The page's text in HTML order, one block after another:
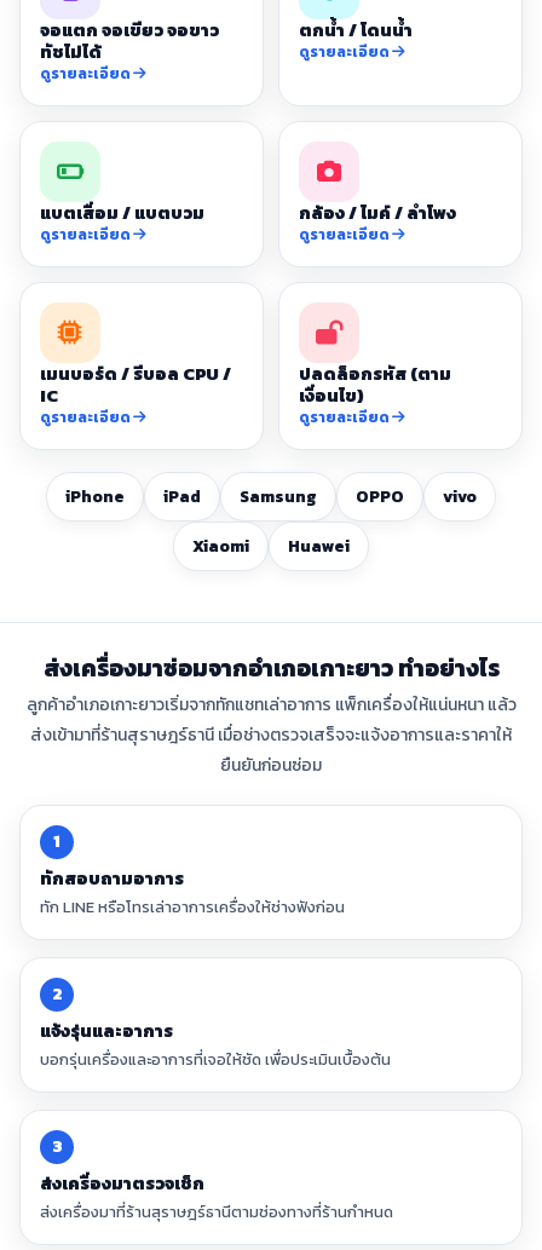
จอแตก จอเขียว จอขาว
ทัชไม่ได้
ดูรายละเอียด
ตกน้ำ / โดนน้ำ
ดูรายละเอียด
แบตเสื่อม / แบตบวม
ดูรายละเอียด
กล้อง / ไมค์ / ลำโพง
ดูรายละเอียด
เมนบอร์ด / รีบอล CPU /
IC
ดูรายละเอียด
ปลดล็อกรหัส (ตาม
เงื่อนไข)
ดูรายละเอียด
iPhone iPad Samsung OPPO vivo
Xiaomi Huawei
ส่งเครื่องมาซ่อมจากอำเภอเกาะยาว ทำอย่างไร
ลูกค้าอำเภอเกาะยาวเริ่มจากทักแชทเล่าอาการ แพ็กเครื่องให้แน่นหนา แล้ว
ส่งเข้ามาที่ร้านสุราษฎร์ธานี เมื่อช่างตรวจเสร็จจะแจ้งอาการและราคาให้
ยืนยันก่อนซ่อม
1
ทักสอบถามอาการ
ทัก LINE หรือโทรเล่าอาการเครื่องให้ช่างฟังก่อน
2
แจ้งรุ่นและอาการ
บอกรุ่นเครื่องและอาการที่เจอให้ชัด เพื่อประเมินเบื้องต้น
3
ส่งเครื่องมาตรวจเช็ก
ส่งเครื่องมาที่ร้านสุราษฎร์ธานีตามช่องทางที่ร้านกำหนด